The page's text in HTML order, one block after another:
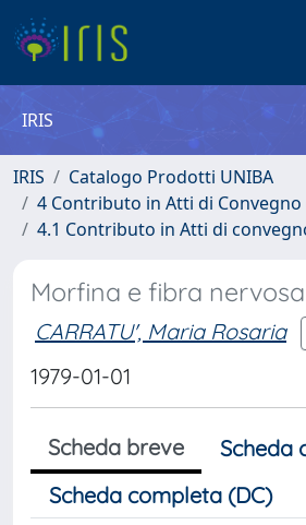
IRIS
IRIS
Catalogo Prodotti UNIBA
4 Contributo in Atti di
4.1 Contributo in Atti di
Morfina e fibra nervosa
CARRATU', Maria Rosaria
1979-01-01
Scheda breve
Scheda
Scheda completa (DC)